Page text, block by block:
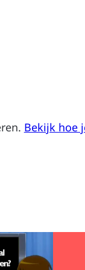
Bekijk hoe